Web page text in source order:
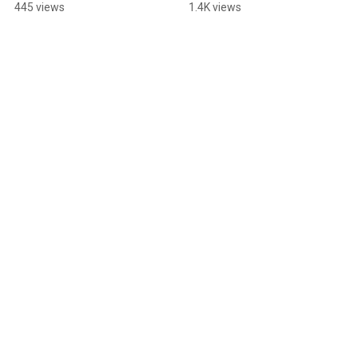
445 views 1.4K views